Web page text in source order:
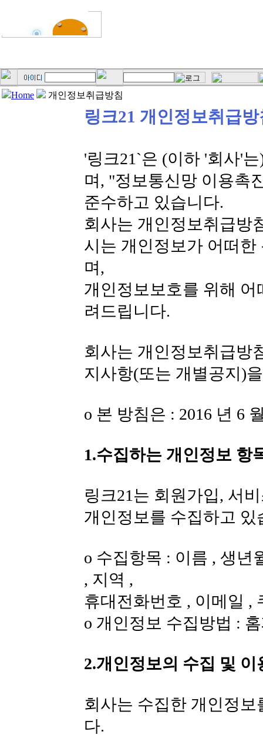
Home 개인정보취급방침
링크21 개인정보취급방
'링크21`은 (이하 '회사'
며, "정보통신망 이용촉
준수하고 있습니다.
회사는 개인정보취급방
시는 개인정보가 어떠
며,
개인정보보호를 위해
려드립니다.
회사는 개인정보취급방
지사항(또는 개별공지)
ο 본 방침은 : 2016 년 6
1.수집하는 개인정보 항
링크21는 회원가입, 서
개인정보를 수집하고 있
ο 수집항목 : 이름 , 생년
, 지역 ,
휴대전화번호 , 이메일 ,
ο 개인정보 수집방법 :
2.개인정보의 수집 및 이
회사는 수집한 개인정
다.